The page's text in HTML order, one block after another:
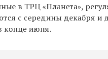
в ТРЦ «Планета»,
с середины декабря и
конце июня.